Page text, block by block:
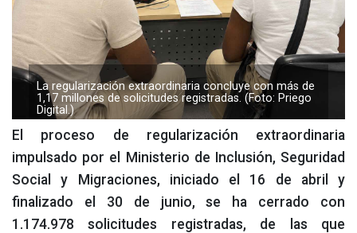
La regularización extraordinaria concluye con más de
1,17 millones de solicitudes registradas. (Foto: Priego
Digital.)
El proceso de regularización extraordinaria
impulsado por el Ministerio de Inclusión, Seguridad
Social y Migraciones, iniciado el 16 de abril y
finalizado el 30 de junio, se ha cerrado con
1.174.978 solicitudes registradas, de las que